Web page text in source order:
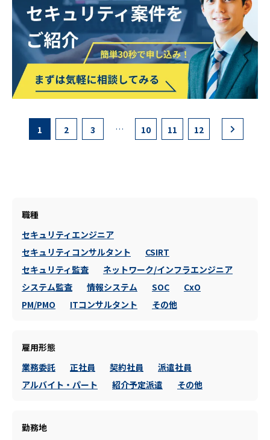
・情報処理安全確保支援士
・CISSP
・CISA（公認情報システム監査人）
・システム監査技術者試験（IPA）等
1 2 3 … 10 11 12
職種
セキュリティエンジニア
セキュリティコンサルタント
CSIRT
セキュリティ監査
ネットワーク/インフラエンジニア
システム監査
情報システム SOC
CxO
PM/PMO
ITコンサルタント その他
雇用形態
業務委託
正社員 契約社員
派遣社員
アルバイト・パート
紹介予定派遣 その他
勤務地